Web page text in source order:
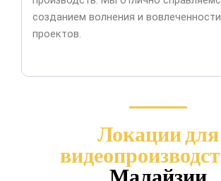
созданием волнения и
проектов.
Локации для